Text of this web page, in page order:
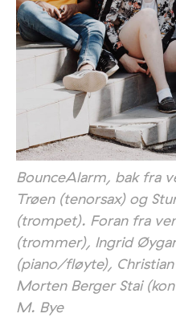
BounceAlarm, bak fra
Trøen (tenorsax) og
(trompet). Foran fra
(trommer), Ingrid
(piano/fløyte), Christian
Morten Berger Stai
M. Bye